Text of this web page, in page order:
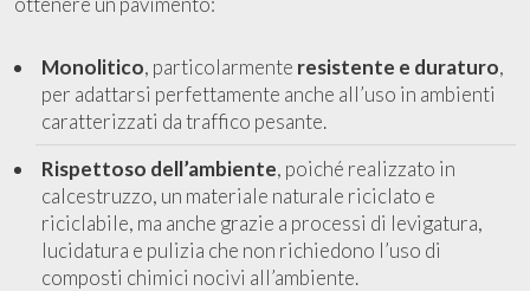
Monolitico, particolarmente resistente e duraturo,
per adattarsi perfettamente anche all’uso in ambienti
caratterizzati da traffico pesante.
Rispettoso dell’ambiente, poiché realizzato in
calcestruzzo, un materiale naturale riciclato e
riciclabile, ma anche grazie a processi di levigatura,
lucidatura e pulizia che non richiedono l’uso di
composti chimici nocivi all’ambiente.